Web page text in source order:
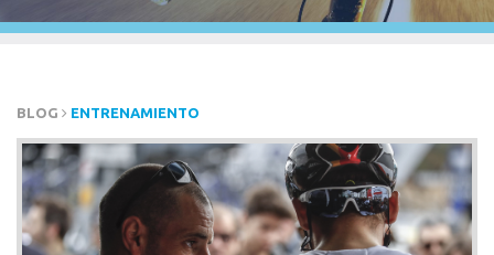
BLOG ENTRENAMIENTO